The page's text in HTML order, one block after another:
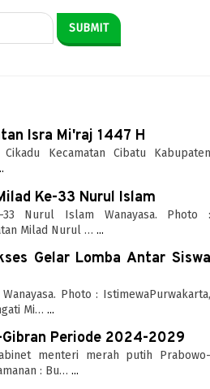
Isra Mi'raj 1447 H
Kecamatan Cibatu Kabupaten
Ke-33 Nurul Islam
Nurul Islam Wanayasa. Photo :
Milad Nurul … ...
Gelar Lomba Antar Siswa
Photo : IstimewaPurwakarta,
Mi… ...
Periode 2024-2029
menteri merah putih Prabowo-
: Bu… ...